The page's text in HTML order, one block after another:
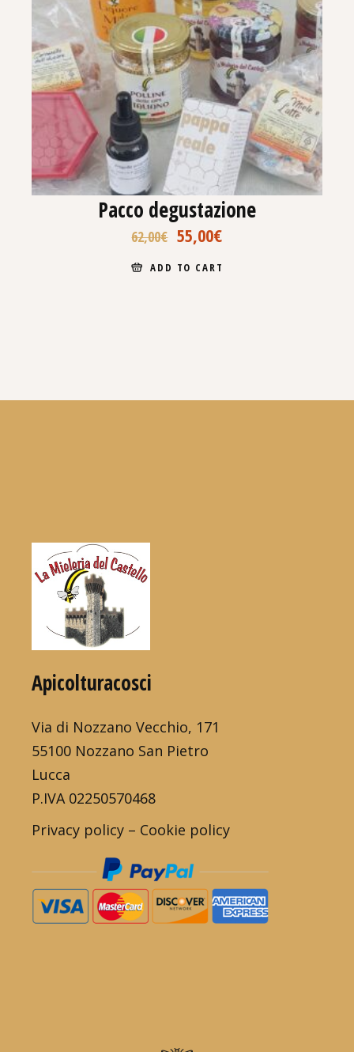
Pacco degustazione
62,00€ 55,00€
ADD TO CART
Apicolturacosci
Via di Nozzano Vecchio, 171
55100 Nozzano San Pietro
Lucca
P.IVA 02250570468
Privacy policy – Cookie policy